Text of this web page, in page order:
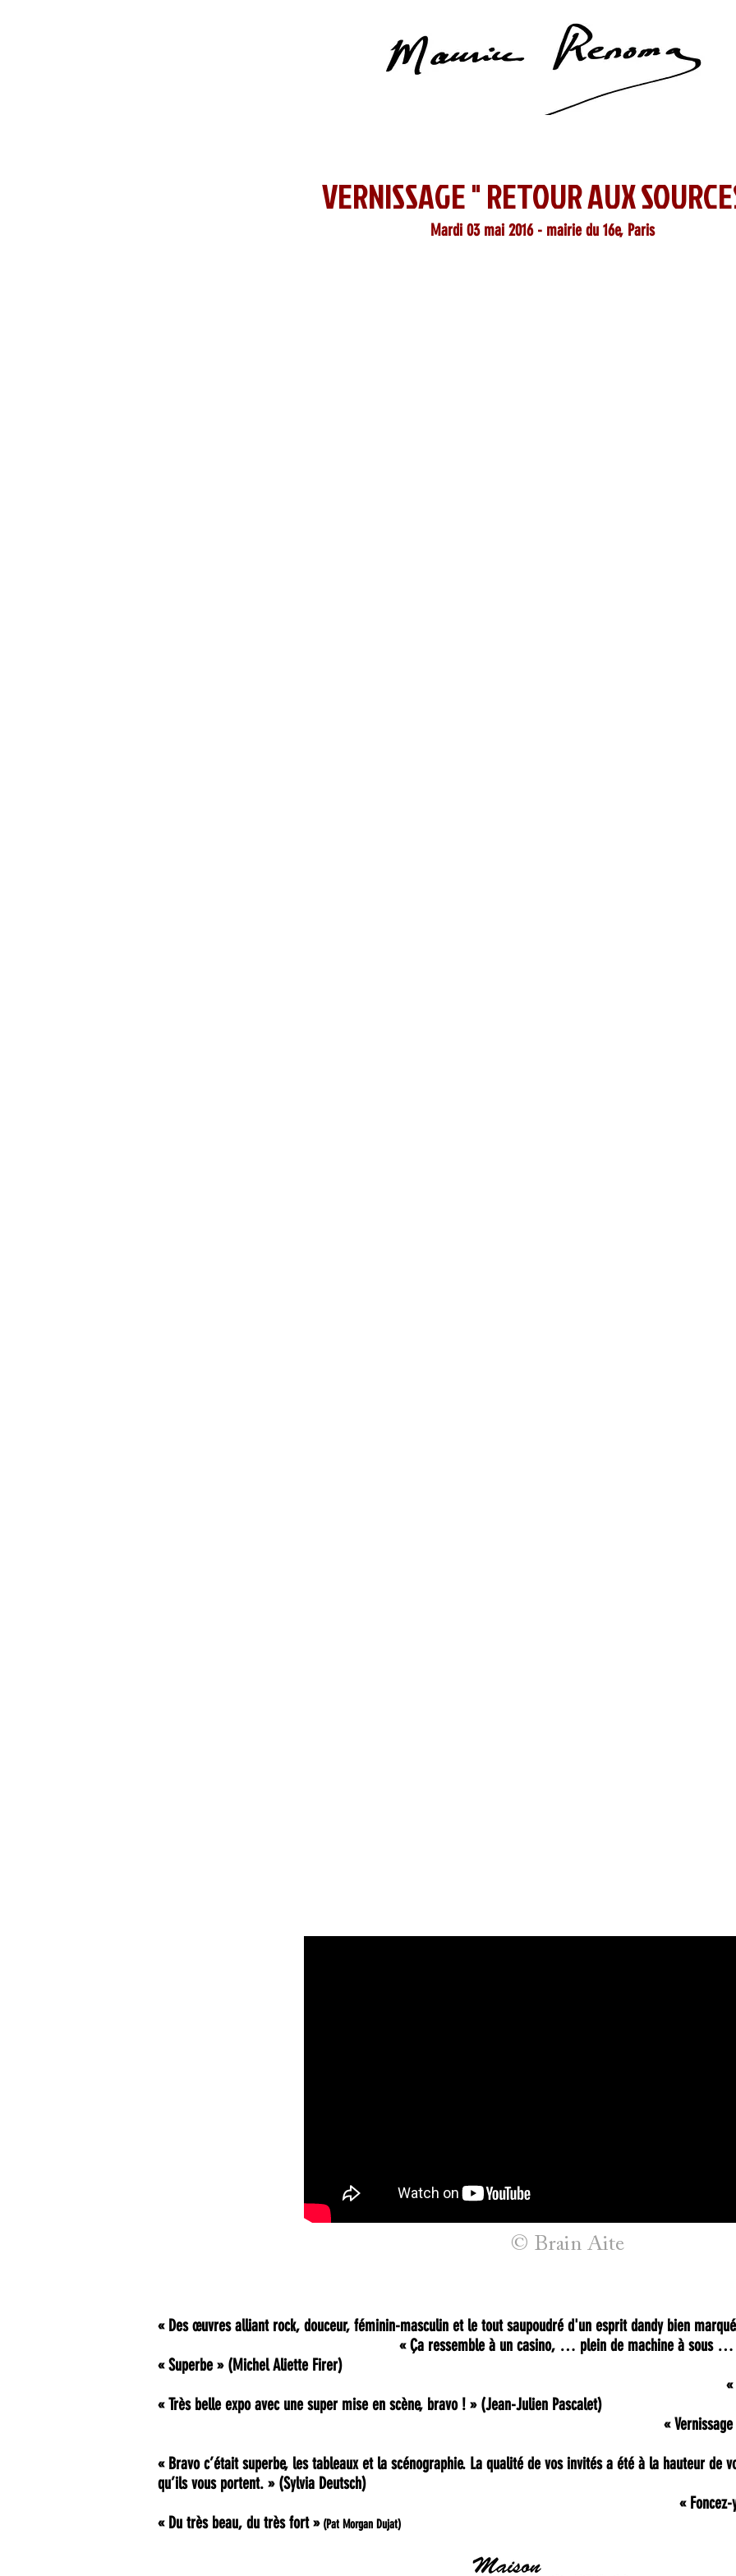
VERNISSAGE " RETOUR AUX
Mardi 03 mai 2016 - mairie du 16e, Paris
© Brain Aite
« Des œuvres alliant rock, douceur, féminin-masculin et le tout saupoudré d'un esprit dandy bien
« Ça ressemble à un casino, … plein de machine à sous
« Superbe »(Michel Aliette Firer)
« Très belle expo avec une super mise en scène, bravo ! »(Jean-Julien Pascalet)
«
« Bravo c’était superbe, les tableaux et la scénographie. La qualité de vos invités a été à la hauteur de
qu’ils vous portent. » (Sylvia Deutsch)
«
« Du très beau, du très fort » (Pat Morgan Dujat)